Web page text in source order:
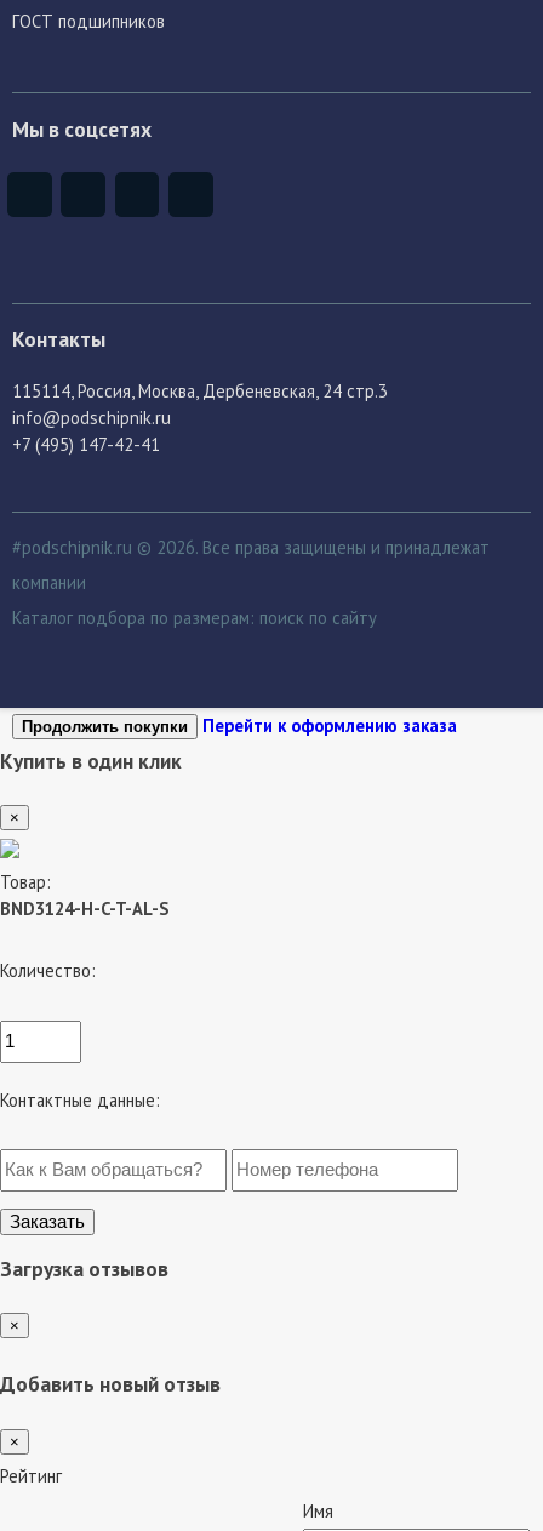
ГОСТ подшипников
Мы в соцсетях
Контакты
115114 , Россия, Москва, Дербеневская, 24 стр.3
info@podschipnik.ru
+7 (495) 147-42-41
#podschipnik.ru © 2026. Все права защищены и принадлежат
компании
Каталог подбора по размерам: поиск по сайту
Продолжить покупки Перейти к оформлению заказа
Купить в один клик
×
Товар:
BND3124-H-C-T-AL-S
Количество:
Контактные данные:
Загрузка отзывов
×
Добавить новый отзыв
×
Рейтинг
Имя